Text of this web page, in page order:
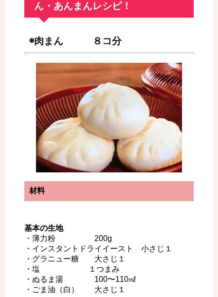
ん・あんまんレシピ！
◉肉まん ８コ分
材料
基本の生地
・薄力粉 200g
・インスタントドライイースト 小さじ１
・グラニュー糖 大さじ１
・塩 １つまみ
・ぬるま湯 100〜110㎖
・ごま油（白） 大さじ１